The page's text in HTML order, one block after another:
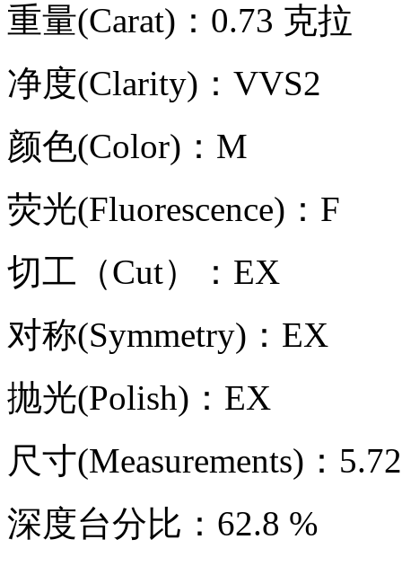
重量(Carat)：0.73 克拉
净度(Clarity)：VVS2
颜色(Color)：M
荧光(Fluorescence)：F
切工（Cut）：EX
对称(Symmetry)：EX
抛光(Polish)：EX
尺寸(Measurements)：
深度台分比：62.8 %